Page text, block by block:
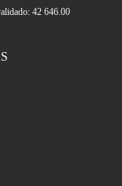
42 646.00